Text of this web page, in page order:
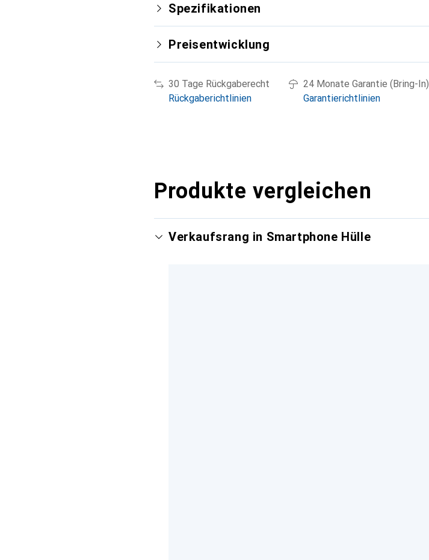
Spezifikationen
Preisentwicklung
30 Tage Rückgaberecht
Rückgaberichtlinien
24 Monate Garantie (Bring-In)
Garantierichtlinien
Produkte vergleichen
Verkaufsrang in Smartphone Hülle